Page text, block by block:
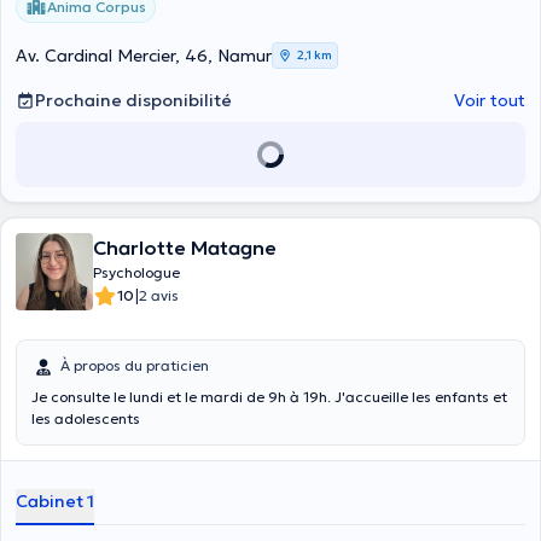
Anima Corpus
Av. Cardinal Mercier, 46, Namur 2,1 km
Prochaine disponibilité Voir tout
Charlotte Matagne
Psychologue
10|2 avis
À propos du praticien
Je consulte le lundi et le mardi de 9h à 19h. J'accueille les enfants et
les adolescents
Cabinet 1